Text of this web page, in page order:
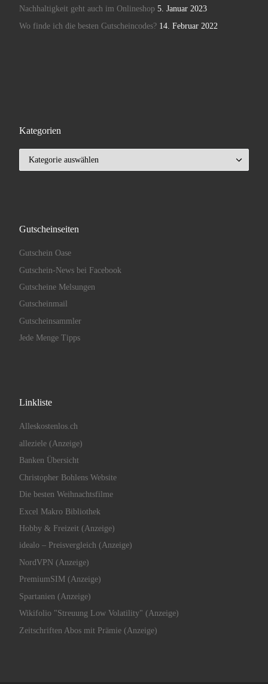
Nachhaltigkeit geht auch im Onlineshop 5. Januar 2023
Wo finde ich die besten Gutscheincodes? 14. Februar 2022
Kategorien
Gutscheinseiten
Gutschein Oase
Gutschein-News bei Facebook
Gutscheine Melsungen
Gutscheinmail
Gutscheinsammler
Jede Menge Tipps
Linkliste
Alleskostenlos.ch
alleziele (Anzeige)
Banken Übersicht
Christopher Bohlens Website
Die besten Weihnachtsfilme
Excel Makro Bibliothek
Hobby & Freizeit (Anzeige)
idealo – Preisvergleich (Anzeige)
NordVPN (Anzeige)
PremiumSIM (Anzeige)
Spartanien (Anzeige)
Wikifolio "Streuung Low Volatility" (Anzeige)
Zeitschriften Abos mit Prämie (Anzeige)